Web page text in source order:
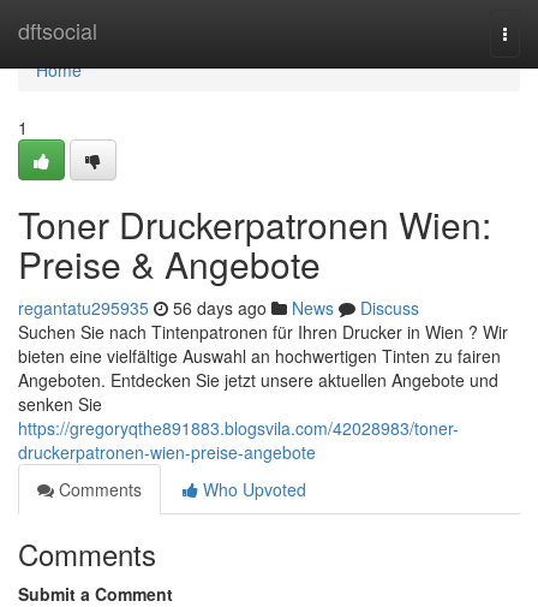
dftsocial
Home
Home
1
Toner Druckerpatronen Wien:
Preise & Angebote
regantatu295935 56 days ago News
Discuss
Suchen Sie nach Tintenpatronen für Ihren Drucker in Wien ? Wir
bieten eine vielfältige Auswahl an hochwertigen Tinten zu fairen
Angeboten. Entdecken Sie jetzt unsere aktuellen Angebote und
senken Sie
https://gregoryqthe891883.blogsvila.com/42028983/toner-
druckerpatronen-wien-preise-angebote
Comments
Who Upvoted
Comments
Submit a Comment